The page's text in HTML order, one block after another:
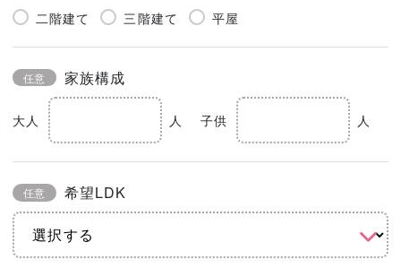
二階建て 三階建て 平屋
任意 家族構成
大人 人 子供 人
任意 希望LDK